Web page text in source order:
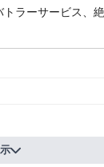
ラーサービス、